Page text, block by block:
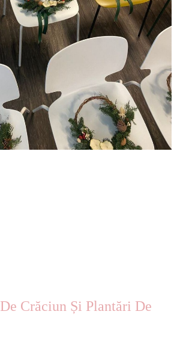
Crăciun Și Plantări De